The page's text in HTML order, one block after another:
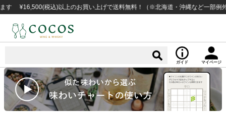
税込)以上のお買い上げで送料無料！（※北海道・沖縄など一部例外地域あ
ガイド マイページ